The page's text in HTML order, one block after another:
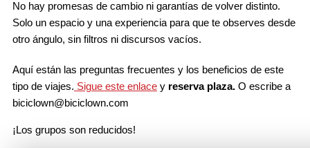
No hay promesas de cambio ni garantías de volver distinto.
Solo un espacio y una experiencia para que te observes desde
otro ángulo, sin filtros ni discursos vacíos.
Aquí están las preguntas frecuentes y los beneficios de este
tipo de viajes. Sigue este enlace y reserva plaza. O escribe a
biciclown@biciclown.com
¡Los grupos son reducidos!